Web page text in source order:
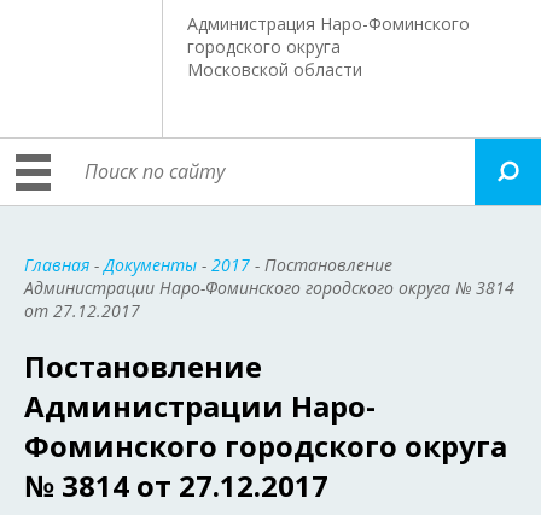
Администрация Наро-Фоминского
городского округа
Московской области
Главная -Документы - 2017 - Постановление
Администрации Наро-Фоминского городского округа № 3814
от 27.12.2017
Постановление
Администрации Наро-
Фоминского городского округа
№ 3814 от 27.12.2017